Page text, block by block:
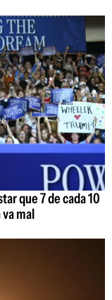
que 7 de cada 10
mal